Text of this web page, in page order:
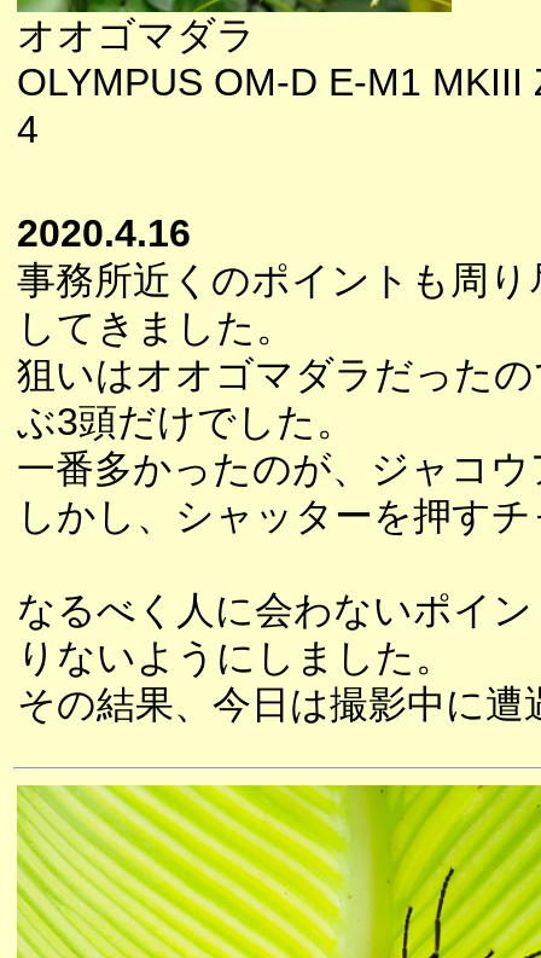
オオゴマダラ
OLYMPUS OM-D E-M1 MKIII
4
2020.4.16
事務所近くのポイントも周
してきました。
狙いはオオゴマダラだった
ぶ3頭だけでした。
一番多かったのが、ジャコ
しかし、シャッターを押す
なるべく人に会わないポイ
りないようにしました。
その結果、今日は撮影中に